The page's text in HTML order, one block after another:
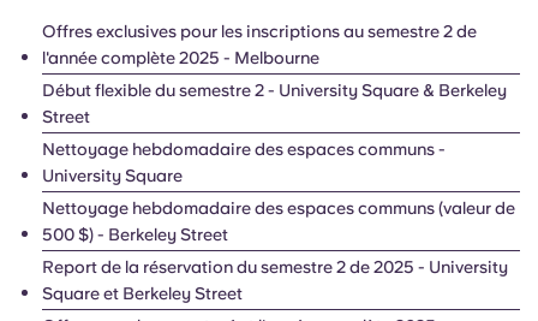
Offres exclusives pour les inscriptions au semestre 2 de
l'année complète 2025 - Melbourne
Début flexible du semestre 2 - University Square & Berkeley
Street
Nettoyage hebdomadaire des espaces communs -
University Square
Nettoyage hebdomadaire des espaces communs (valeur de
500 $) - Berkeley Street
Report de la réservation du semestre 2 de 2025 - University
Square et Berkeley Street